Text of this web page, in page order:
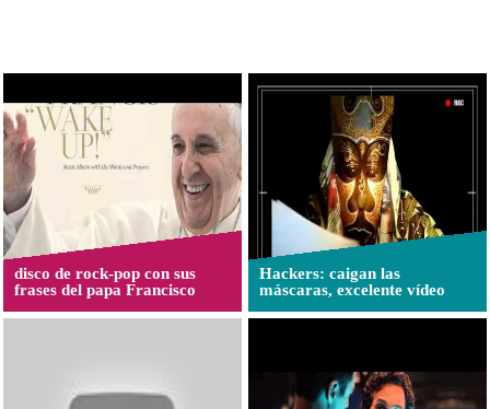
disco de rock-pop con sus
frases del papa Francisco
Hackers: caigan las
máscaras, excelente vídeo
minutos)